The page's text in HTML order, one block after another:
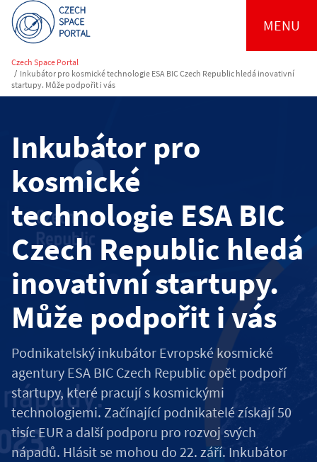
MENU
Czech Space Portal
/ Inkubátor pro kosmické technologie ESA BIC Czech Republic hledá inovativní
startupy. Může podpořit i vás
Inkubátor pro
kosmické
technologie ESA BIC
Czech Republic hledá
inovativní startupy.
Může podpořit i vás
Podnikatelský inkubátor Evropské kosmické
agentury ESA BIC Czech Republic opět podpoří
startupy, které pracují s kosmickými
technologiemi. Začínající podnikatelé získají 50
tisíc EUR a další podporu pro rozvoj svých
nápadů. Hlásit se mohou do 22. září. Inkubátor